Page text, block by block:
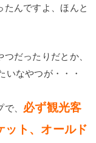
たんですよ、ほんと
だったりだとか、
いなやつが・・・
、 必ず観光客
ット、オールド